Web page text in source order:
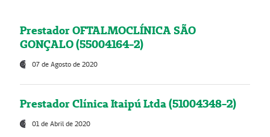
Prestador OFTALMOCLÍNICA SÃO
GONÇALO (55004164-2)
07 de Agosto de 2020
Prestador Clínica Itaipú Ltda (51004348-2)
01 de Abril de 2020